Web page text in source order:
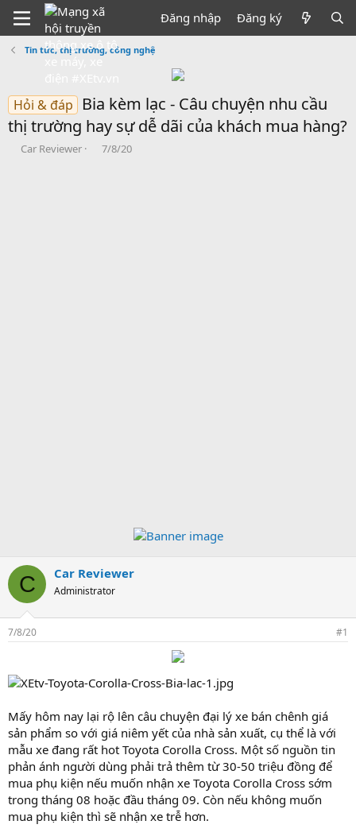
Đăng nhập Đăng ký
Tin tức, thị trường, công nghệ
Hỏi & đáp
Bia kèm lạc - Câu chuyện nhu cầu
thị trường hay sự dễ dãi của khách mua hàng?
B
Car Reviewer
N
7/8/20
C Car Reviewer
Administrator
7/8/20 #1
Mấy hôm nay lại rộ lên câu chuyện đại lý xe bán chênh giá
sản phẩm so với giá niêm yết của nhà sản xuất, cụ thể là với
mẫu xe đang rất hot Toyota Corolla Cross. Một số nguồn tin
phản ánh người dùng phải trả thêm từ 30-50 triệu đồng để
mua phụ kiện nếu muốn nhận xe Toyota Corolla Cross sớm
trong tháng 08 hoặc đầu tháng 09. Còn nếu không muốn
mua phụ kiện thì sẽ nhận xe trễ hơn.